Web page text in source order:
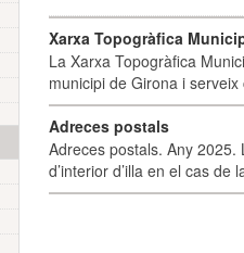
Xarxa Topogràfica
La Xarxa Topogràfica
municipi de Girona i
Adreces postals
Adreces postals. Any 2025.
d’interior d’illa en el cas